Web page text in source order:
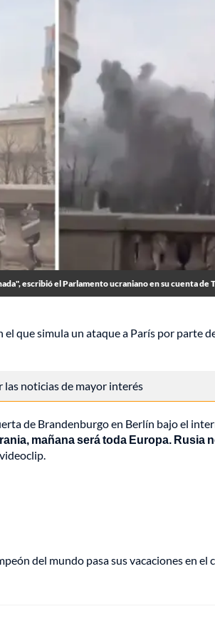
escribió el Parlamento ucraniano en su cuenta de
que simula un ataque a París por parte
las noticias de mayor interés
de Brandenburgo en Berlín bajo el
mañana será toda Europa. Rusia
del mundo pasa sus vacaciones en